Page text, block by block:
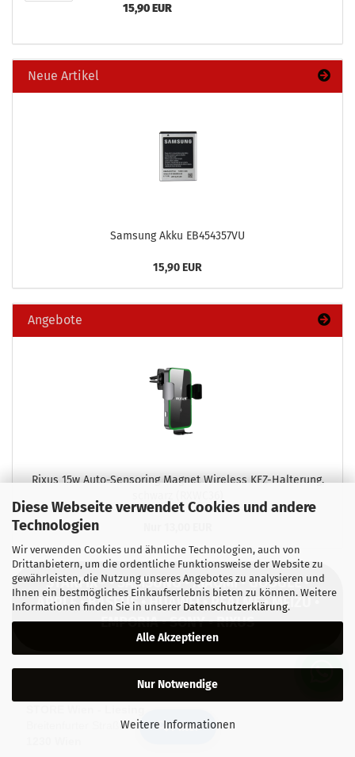
Diese Webseite verwendet Cookies und andere
Technologien
Wir verwenden Cookies und ähnliche Technologien, auch von
Drittanbietern, um die ordentliche Funktionsweise der Website zu
gewährleisten, die Nutzung unseres Angebotes zu analysieren und
Ihnen ein bestmögliches Einkaufserlebnis bieten zu können. Weitere
Informationen finden Sie in unserer Datenschutzerklärung.
Alle Akzeptieren
Nur Notwendige
Weitere Informationen
15,90 EUR
Neue Artikel
Sam­sung Akku EB454357VU
15,90 EUR
Angebote
Rixus 15w Auto-​Sensoring Ma­gnet Wire­less KFZ-​Halterung,
STARFIX® • SAMSUNG • XIAOMI • GOOGLE •
APPLE • BASEUS • HUAWEI • REALME • MEIZU •
EMPORIA • SONY • RIXUS
Breitenfurter Straße 385
🔍 Filter